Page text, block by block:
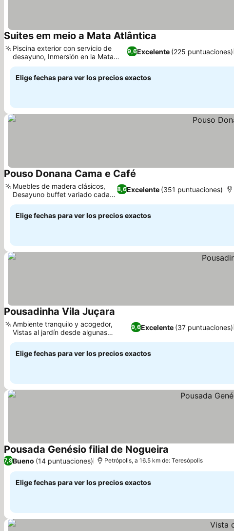
Suites em meio a Mata Atlântica
9,6Excelente (225 puntuaciones)
Piscina exterior con servicio de
desayuno, Inmersión en la Mata
Atlántica
Elige fechas para ver los precios exactos
Pouso Donana Cama e Café
8,6Excelente (351 puntuaciones)
Muebles de madera clásicos,
Desayuno buffet variado cada
día
Elige fechas para ver los precios exactos
Pousadinha Vila Juçara
9,6Excelente (37 puntuaciones)
Ambiente tranquilo y acogedor,
Vistas al jardín desde algunas
habitaciones
Elige fechas para ver los precios exactos
Pousada Genésio filial de Nogueira
7,8Bueno (14 puntuaciones) Petrópolis, a 16.5 km de: Teresópolis
Elige fechas para ver los precios exactos